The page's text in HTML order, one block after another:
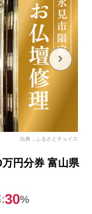
出典：ふるさとチョイス
万円分券 富山県
30%